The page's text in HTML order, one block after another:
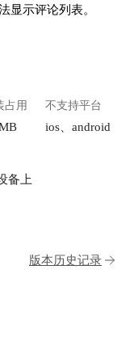
显示评论列表。
占用 不支持平台
ios、android
备上
版本历史记录